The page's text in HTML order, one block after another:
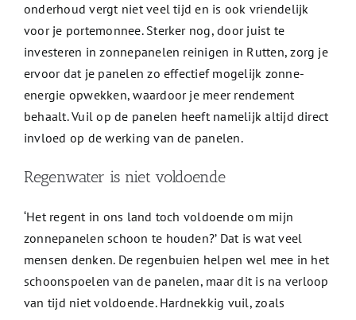
onderhoud vergt niet veel tijd en is ook vriendelijk
voor je portemonnee. Sterker nog, door juist te
investeren in zonnepanelen reinigen in Rutten, zorg je
ervoor dat je panelen zo effectief mogelijk zonne-
energie opwekken, waardoor je meer rendement
behaalt. Vuil op de panelen heeft namelijk altijd direct
invloed op de werking van de panelen.
Regenwater is niet voldoende
‘Het regent in ons land toch voldoende om mijn
zonnepanelen schoon te houden?’ Dat is wat veel
mensen denken. De regenbuien helpen wel mee in het
schoonspoelen van de panelen, maar dit is na verloop
van tijd niet voldoende. Hardnekkig vuil, zoals